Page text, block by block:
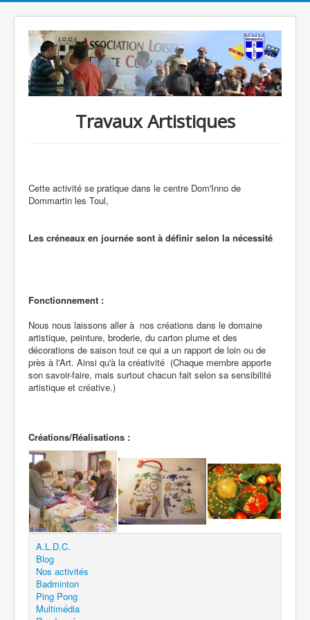
Travaux Artistiques
Cette activité se pratique dans le centre Dom'Inno de
Dommartin les Toul,
Les créneaux en journée sont à définir selon la nécessité
Fonctionnement :
Nous nous laissons aller à nos créations dans le domaine
artistique, peinture, broderie, du carton plume et des
décorations de saison tout ce qui a un rapport de loin ou de
près à l'Art. Ainsi qu'à la créativité (Chaque membre apporte
son savoir-faire, mais surtout chacun fait selon sa sensibilité
artistique et créative.)
Créations/Réalisations :
A.L.D.C.
Blog
Nos activités
Badminton
Ping Pong
Multimédia